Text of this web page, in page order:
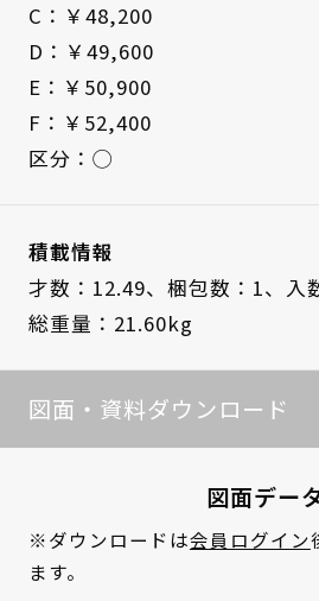
C：￥48,200
D：￥49,600
E：￥50,900
F：￥52,400
区分：◯
積載情報
才数：12.49、 梱包数：1、 入
総重量：21.60kg
図面・資料ダウンロード
図面デー
※ダウンロードは会員ログイン
ます。